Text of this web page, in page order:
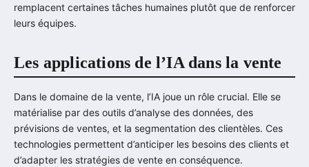
remplacent certaines tâches humaines plutôt que de renforcer
leurs équipes.
Les applications de l’IA dans la vente
Dans le domaine de la vente, l’IA joue un rôle crucial. Elle se
matérialise par des outils d’analyse des données, des
prévisions de ventes, et la segmentation des clientèles. Ces
technologies permettent d’anticiper les besoins des clients et
d’adapter les stratégies de vente en conséquence.